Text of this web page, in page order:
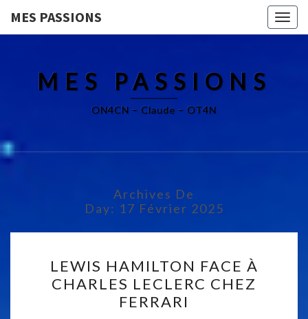
MES PASSIONS
MES PASSIONS
ON4CN – Claude – OT4N
Archives De
Day: 17 Février 2025
E
W
I
LEWIS HAMILTON FACE À
CHARLES LECLERC CHEZ
FERRARI